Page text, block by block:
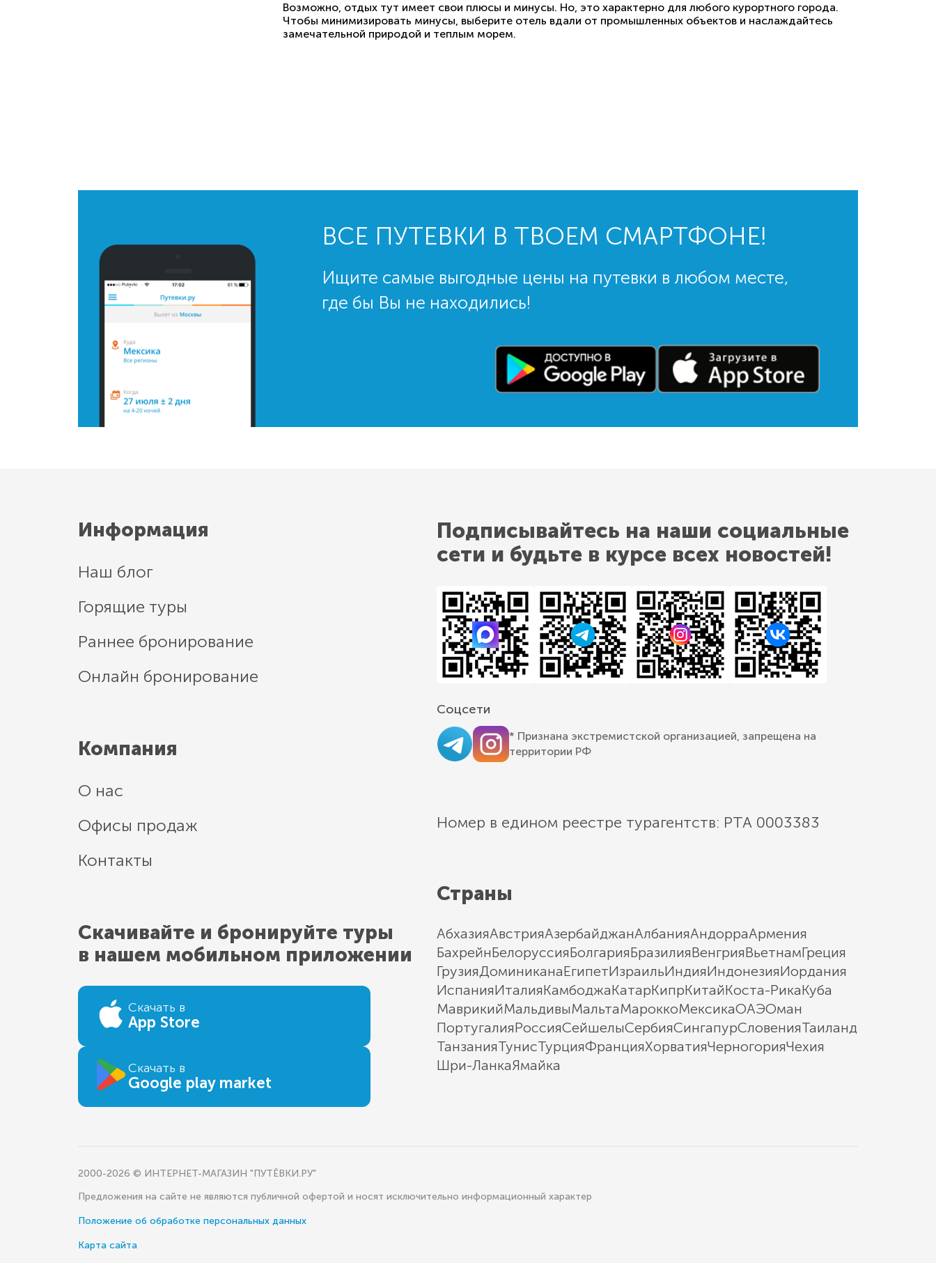
Возможно, отдых тут имеет свои плюсы и минусы. Но, это характерно для любого курортного города.
Чтобы минимизировать минусы, выберите отель вдали от промышленных объектов и наслаждайтесь
замечательной природой и теплым морем.
ВСЕ ПУТЕВКИ В ТВОЕМ СМАРТФОНЕ!
Ищите самые выгодные цены на путевки в любом месте,
где бы Вы не находились!
Информация
Наш блог
Горящие туры
Раннее бронирование
Онлайн бронирование
Компания
О нас
Офисы продаж
Контакты
Скачивайте и бронируйте туры
в нашем мобильном приложении
Скачать в
App Store
Скачать в
Google play market
Подписывайтесь на наши социальные
сети и будьте в курсе всех новостей!
Соцсети
* Признана экстремистской организацией, запрещена на
территории РФ
Номер в едином реестре турагентств: РТА 0003383
Страны
АбхазияАвстрияАзербайджанАлбанияАндорраАрмения
БахрейнБелоруссияБолгарияБразилияВенгрияВьетнамГреция
ГрузияДоминиканаЕгипетИзраильИндияИндонезияИордания
ИспанияИталияКамбоджаКатарКипрКитайКоста-РикаКуба
МаврикийМальдивыМальтаМароккоМексикаОАЭОман
ПортугалияРоссияСейшелыСербияСингапурСловенияТаиланд
ТанзанияТунисТурцияФранцияХорватияЧерногорияЧехия
Шри-ЛанкаЯмайка
2000-2026 © ИНТЕРНЕТ-МАГАЗИН "ПУТЁВКИ.РУ"
Предложения на сайте не являются публичной офертой и носят исключительно информационный характер
Положение об обработке персональных данных
Карта сайта